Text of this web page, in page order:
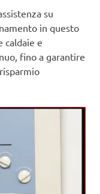
su
in questo
caldaie e
fino a garantire